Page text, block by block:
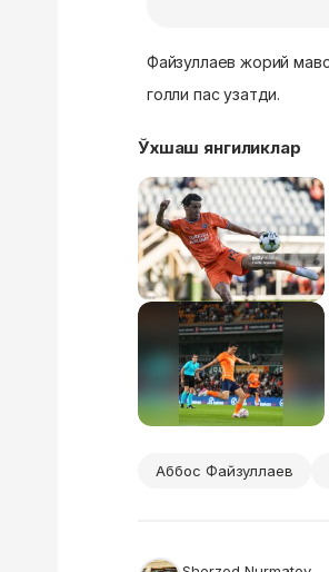
Файзуллаев жорий
голли пас узатди.
Ўхшаш янгиликлар
Аббос Файзуллаев